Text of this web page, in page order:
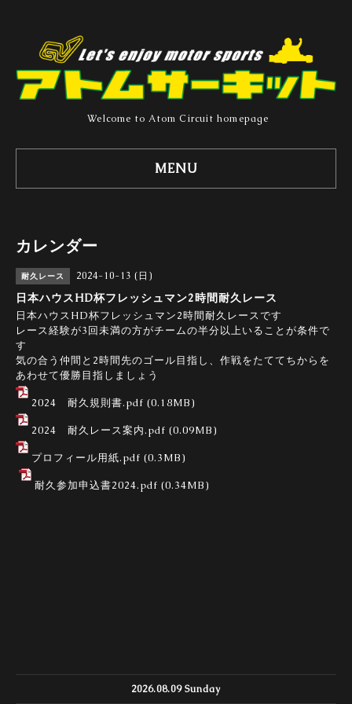
Welcome to Atom Circuit homepage
MENU
カレンダー
耐久レース 2024-10-13 (日)
日本ハウスHD杯フレッシュマン2時間耐久レース
日本ハウスHD杯フレッシュマン2時間耐久レースです
レース経験が3回未満の方がチームの半分以上いることが条件で
す
気の合う仲間と2時間先のゴール目指し、作戦をたててちからを
あわせて優勝目指しましょう
2024 耐久規則書.pdf (0.18MB)
2024 耐久レース案内.pdf (0.09MB)
プロフィール用紙.pdf (0.3MB)
耐久参加申込書2024.pdf (0.34MB)
2026.08.09 Sunday